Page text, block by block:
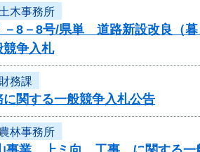
木事務所
－8－8号/県単 道路新設改良（
競争入札
務課
関する一般競争入札公告
林事務所